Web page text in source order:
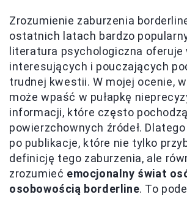
Zrozumienie zaburzenia
ostatnich latach bardzo
literatura psychologiczna oferuje
interesujących i pouczających
trudnej kwestii. W mojej ocenie,
może wpaść w pułapkę
informacji, które często
powierzchownych źródeł.
po publikacje, które nie tylko
definicję tego zaburzenia, ale
zrozumieć emocjonalny świat
osobowością borderline. To